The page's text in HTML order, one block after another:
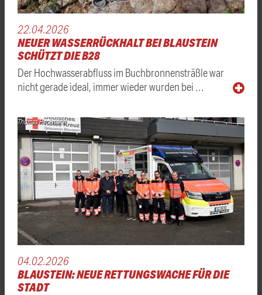
22.04.2026
NEUER WASSERRÜCKHALT BEI BLAUSTEIN
SCHÜTZT DIE B28
Der Hochwasserabfluss im Buchbronnensträßle war
nicht gerade ideal, immer wieder wurden bei …
Thomas Heckmann
04.02.2026
BLAUSTEIN: NEUE RETTUNGSWACHE FÜR DIE
STADT